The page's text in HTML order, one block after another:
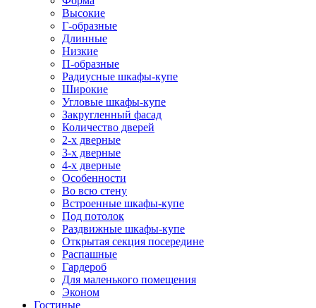
Высокие
Г-образные
Длинные
Низкие
П-образные
Радиусные шкафы-купе
Широкие
Угловые шкафы-купе
Закругленный фасад
Количество дверей
2-х дверные
3-х дверные
4-х дверные
Особенности
Во всю стену
Встроенные шкафы-купе
Под потолок
Раздвижные шкафы-купе
Открытая секция посередине
Распашные
Гардероб
Для маленького помещения
Эконом
Гостиные